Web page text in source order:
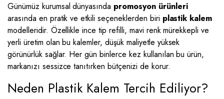
Günümüz kurumsal dünyasında promosyon ürünleri
arasında en pratik ve etkili seçeneklerden biri plastik kalem
modelleridir. Özellikle ince tip refilli, mavi renk mürekkepli ve
yerli üretim olan bu kalemler, düşük maliyetle yüksek
görünürlük sağlar. Her gün binlerce kez kullanılan bu ürün,
markanızı sessizce tanıtırken bütçenizi de korur.
Neden Plastik Kalem Tercih Ediliyor?